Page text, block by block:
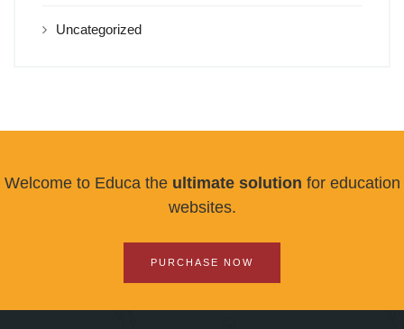
Uncategorized
Welcome to Educa the ultimate solution for education
websites.
PURCHASE NOW